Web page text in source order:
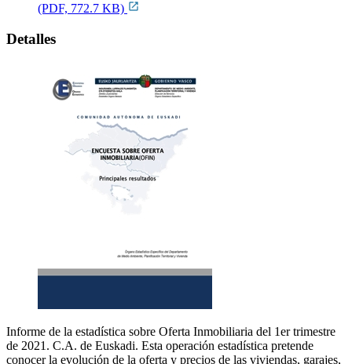
(PDF, 772.7 KB)
Detalles
Informe de la estadística sobre Oferta Inmobiliaria del 1er trimestre
de 2021. C.A. de Euskadi. Esta operación estadística pretende
conocer la evolución de la oferta y precios de las viviendas, garajes,